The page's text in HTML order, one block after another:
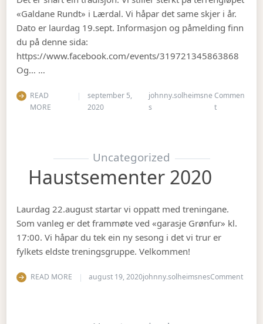
«Galdane Rundt» i Lærdal. Vi håpar det same skjer i år.
Dato er laurdag 19.sept. Informasjon og påmelding finn
du på denne sida:
https://www.facebook.com/events/319721345863868
Og… …
READ
MORE
september 5,
2020
johnny.solheimsne
s
Commen
ton Gubbetur
Uncategorized
Haustsementer 2020
Laurdag 22.august startar vi oppatt med treningane.
Som vanleg er det frammøte ved «garasje Grønfur» kl.
17:00. Vi håpar du tek ein ny sesong i det vi trur er
fylkets eldste treningsgruppe. Velkommen!
READ MORE august 19, 2020johnny.solheimsnesCommenton